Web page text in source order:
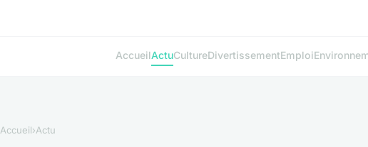
AccueilActuCultureDivertissementEmploi
Accueil›Actu